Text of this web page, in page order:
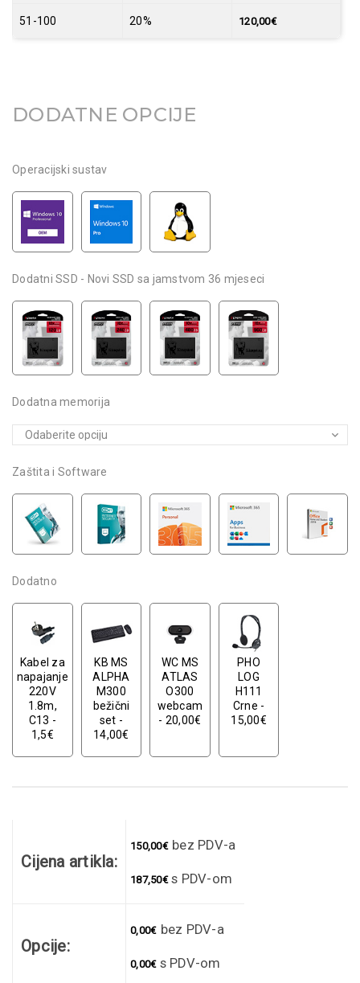
51-100 20% 120,00€
DODATNE OPCIJE
Operacijski sustav
Dodatni SSD - Novi SSD sa jamstvom 36 mjeseci
Dodatna memorija
Zaštita i Software
Dodatno
Kabel za
napajanje
220V
1.8m,
C13 -
1,5€
KB MS
ALPHA
M300
bežični
set -
14,00€
WC MS
ATLAS
O300
webcam
- 20,00€
PHO
LOG
H111
Crne -
15,00€
Cijena artikla:
150,00€ bez PDV-a
187,50€s PDV-om
Opcije:
0,00€ bez PDV-a
0,00€s PDV-om